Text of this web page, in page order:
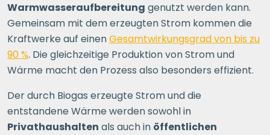
Warmwasseraufbereitung genutzt werden kann.
Gemeinsam mit dem erzeugten Strom kommen die
Kraftwerke auf einenGesamtwirkungsgrad von bis zu
90 %. Die gleichzeitige Produktion von Strom und
Wärme macht den Prozess also besonders effizient.
Der durch Biogas erzeugte Strom und die
entstandene Wärme werden sowohl in
Privathaushalten als auch in öffentlichen